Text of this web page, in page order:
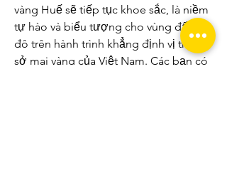
vàng Huế sẽ tiếp tục khoe sắc, là niềm
tự hào và biểu tượng cho vùng đất cố
đô trên hành trình khẳng định vị thế xứ
sở mai vàng của Việt Nam. Các bạn có